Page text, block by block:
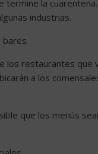
termine la
industrias.
bares
los restaurantes que
a los
que los menús